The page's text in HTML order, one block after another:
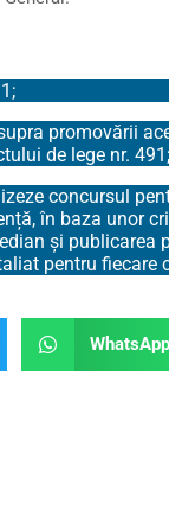
promovării
de lege nr.
concursul
în baza unor
și publicarea
pentru fiecare
WhatsApp